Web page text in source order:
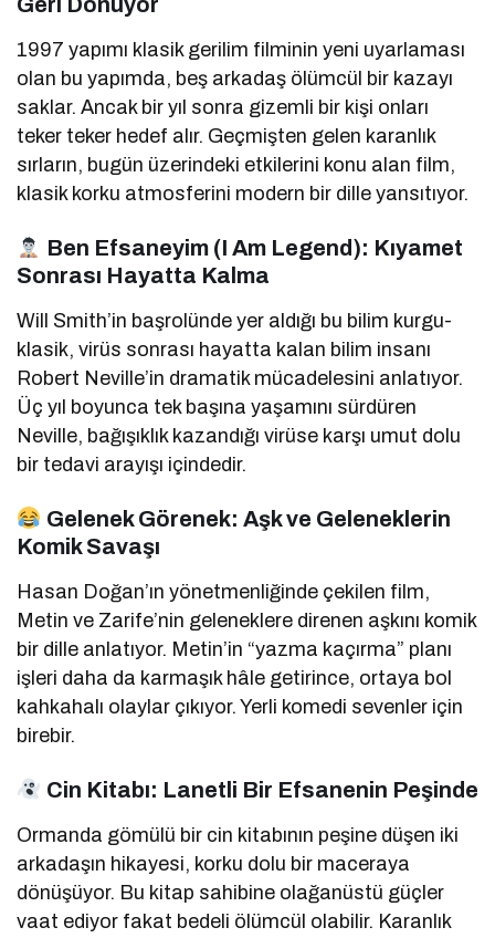
1997 yapımı klasik gerilim filminin yeni uyarlaması
olan bu yapımda, beş arkadaş ölümcül bir kazayı
saklar. Ancak bir yıl sonra gizemli bir kişi onları
teker teker hedef alır. Geçmişten gelen karanlık
sırların, bugün üzerindeki etkilerini konu alan film,
klasik korku atmosferini modern bir dille yansıtıyor.
Ben Efsaneyim (I Am Legend): Kıyamet
Sonrası Hayatta Kalma
Will Smith’in başrolünde yer aldığı bu bilim kurgu-
klasik, virüs sonrası hayatta kalan bilim insanı
Robert Neville’in dramatik mücadelesini anlatıyor.
Üç yıl boyunca tek başına yaşamını sürdüren
Neville, bağışıklık kazandığı virüse karşı umut dolu
bir tedavi arayışı içindedir.
Gelenek Görenek: Aşk ve Geleneklerin
Komik Savaşı
Hasan Doğan’ın yönetmenliğinde çekilen film,
Metin ve Zarife’nin geleneklere direnen aşkını komik
bir dille anlatıyor. Metin’in “yazma kaçırma” planı
işleri daha da karmaşık hâle getirince, ortaya bol
kahkahalı olaylar çıkıyor. Yerli komedi sevenler için
birebir.
Cin Kitabı: Lanetli Bir Efsanenin Peşinde
Ormanda gömülü bir cin kitabının peşine düşen iki
arkadaşın hikayesi, korku dolu bir maceraya
dönüşüyor. Bu kitap sahibine olağanüstü güçler
vaat ediyor fakat bedeli ölümcül olabilir. Karanlık